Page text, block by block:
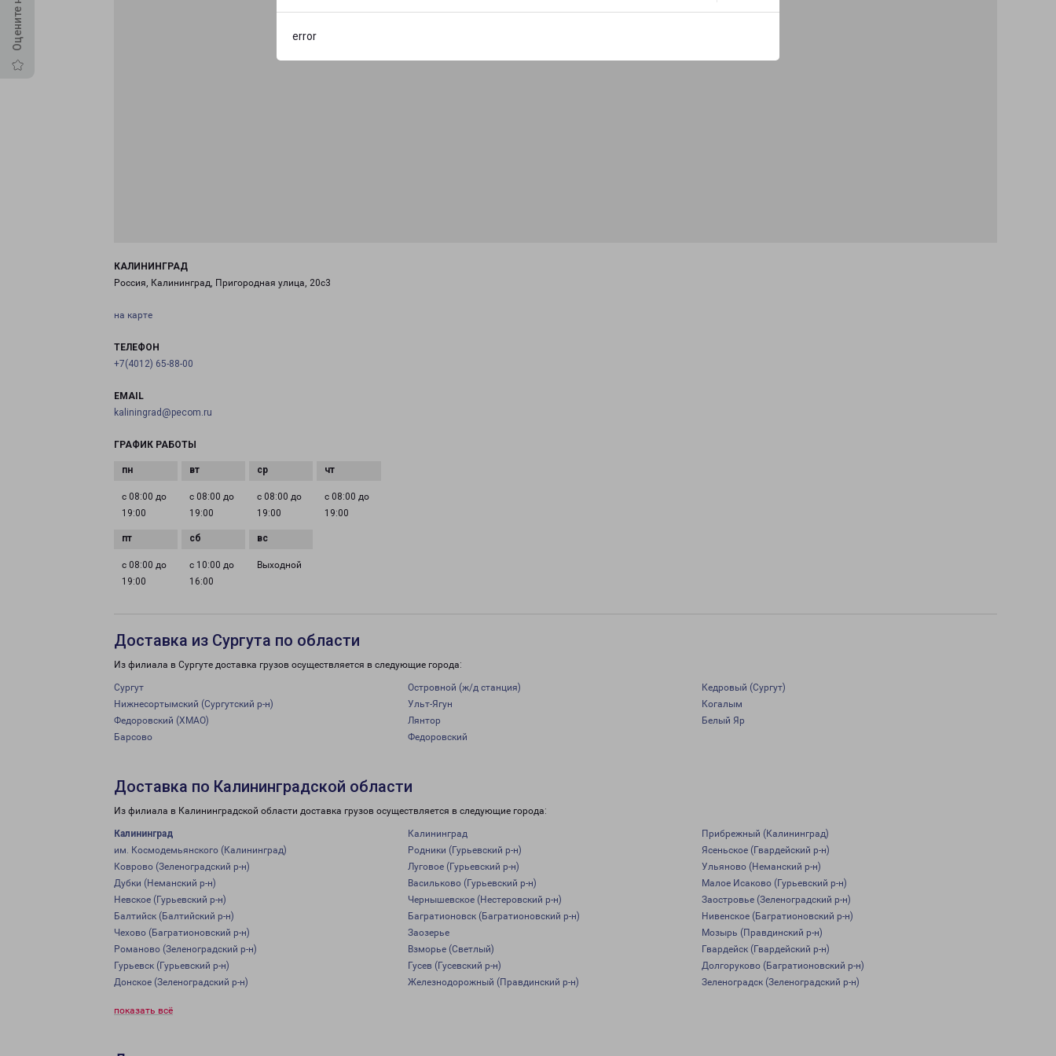
error
КАЛИНИНГРАД
Россия, Калининград, Пригородная улица, 20с3
на карте
ТЕЛЕФОН
+7(4012) 65-88-00
EMAIL
kaliningrad@pecom.ru
ГРАФИК РАБОТЫ
с 08:00 до
19:00
с 08:00 до
19:00
с 08:00 до
19:00
с 08:00 до
19:00
с 08:00 до
19:00
с 10:00 до
16:00
Выходной
Доставка из Сургута по области
Из филиала в Сургуте доставка грузов осуществляется в следующие города:
Сургут Островной (ж/д станция)
Кедровый (Сургут)
Нижнесортымский (Сургутский р-н)
Ульт-Ягун
Когалым
Федоровский (ХМАО)
Лянтор
Белый Яр
Барсово
Федоровский
Доставка по Калининградской области
Из филиала в Калининградской области доставка грузов осуществляется в следующие города:
Калининград Калининград
Прибрежный (Калининград)
им. Космодемьянского (Калининград)
Родники (Гурьевский р-н)
Ясеньское (Гвардейский р-н)
Коврово (Зеленоградский р-н)
Луговое (Гурьевский р-н)
Ульяново (Неманский р-н)
Дубки (Неманский р-н)
Васильково (Гурьевский р-н)
Малое Исаково (Гурьевский р-н)
Невское (Гурьевский р-н)
Чернышевское (Нестеровский р-н)
Заостровье (Зеленоградский р-н)
Балтийск (Балтийский р-н)
Багратионовск (Багратионовский р-н)
Нивенское (Багратионовский р-н)
Чехово (Багратионовский р-н)
Заозерье
Мозырь (Правдинский р-н)
Романово (Зеленоградский р-н)
Взморье (Светлый)
Гвардейск (Гвардейский р-н)
Гурьевск (Гурьевский р-н)
Гусев (Гусевский р-н)
Долгоруково (Багратионовский р-н)
Донское (Зеленоградский р-н)
Железнодорожный (Правдинский р-н) Зеленоградск (Зеленоградский р-н)
показать всё